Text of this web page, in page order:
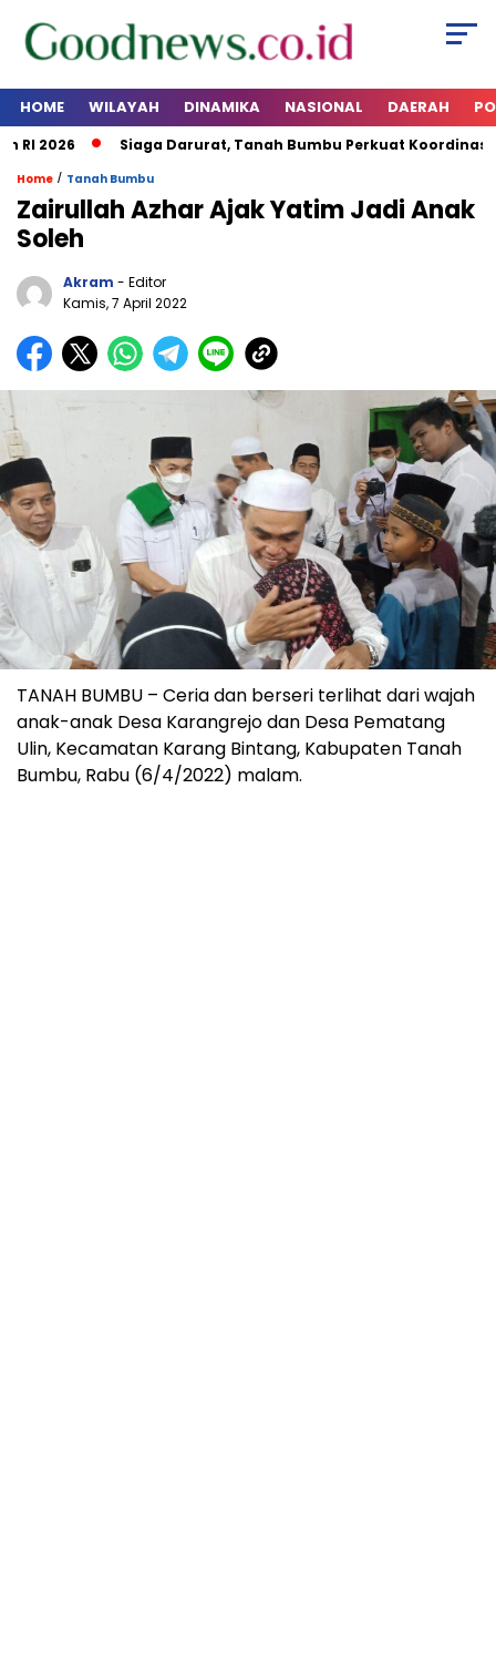
HOME WILAYAH DINAMIKA NASIONAL DAERAH
2026 Siaga Darurat, Tanah Bumbu Perkuat Koordinasi
Home / Tanah Bumbu
Zairullah Azhar Ajak Yatim Jadi Anak
Soleh
Akram - Editor
Kamis, 7 April 2022
TANAH BUMBU – Ceria dan berseri terlihat dari wajah
anak-anak Desa Karangrejo dan Desa Pematang
Ulin, Kecamatan Karang Bintang, Kabupaten Tanah
Bumbu, Rabu (6/4/2022) malam.